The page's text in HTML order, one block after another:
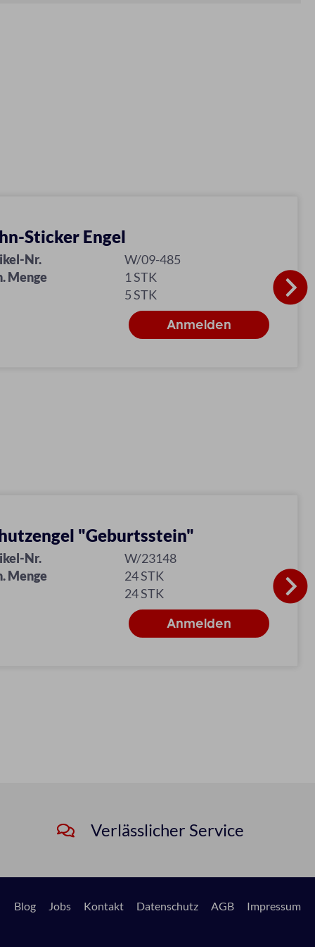
Sticker Engel
Nr.
W/09-485
Menge
1 STK
5 STK
"Geburtsstein"
Nr.
W/23148
Menge
24 STK
24 STK
Verlässlicher Service
Blog Jobs Kontakt Datenschutz AGB Impressum